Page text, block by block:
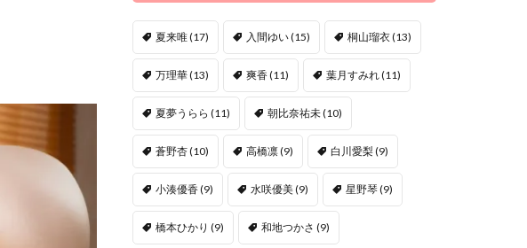
夏来唯(17) 入間ゆい(15) 桐山瑠衣(13)
万理華(13) 爽香(11) 葉月すみれ(11)
夏夢うらら (11) 朝比奈祐未(10)
蒼野杏(10) 高橋凛(9) 白川愛梨(9)
小湊優香(9) 水咲優美(9) 星野琴(9)
橋本ひかり (9) 和地つかさ (9)